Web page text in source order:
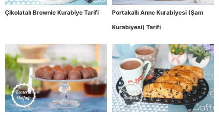
Çikolatalı Brownie Kurabiye Tarifi
Portakallı Anne Kurabiyesi (Şam
Kurabiyesi) Tarifi